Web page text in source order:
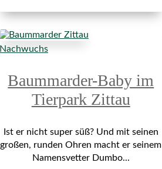
Nachwuchs
Baummarder-Baby im
Tierpark Zittau
Ist er nicht super süß? Und mit seinen
großen, runden Ohren macht er seinem
Namensvetter Dumbo...